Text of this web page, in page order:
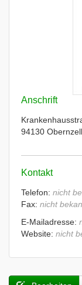
Anschrift
94130 Obernzell
Kontakt
Telefon: nicht
Fax: nicht
E-Mailadresse:
Website: nicht